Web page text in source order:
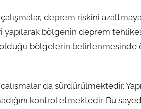
deprem riskini
yapılarak bölgenin deprem
olduğu bölgelerin belirlenmesinde
da sürdürülmektedir.
kontrol etmektedir. Bu